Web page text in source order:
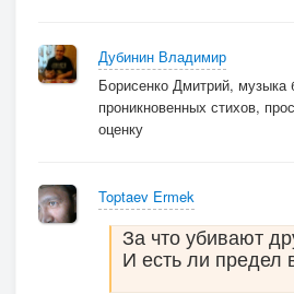
Дубинин Владимир
Борисенко Дмитрий, музыка
проникновенных стихов,
оценку
Toptaev Ermek
За что убивают
И есть ли предел